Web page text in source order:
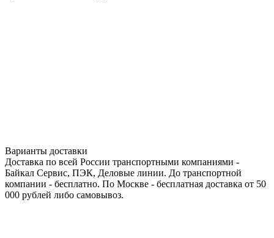
Варианты доставки
Доставка по всей России транспортными компаниями -
Байкал Сервис, ПЭК, Деловые линии. До транспортной
компании - бесплатно. По Москве - бесплатная доставка от 50
000 рублей либо самовывоз.